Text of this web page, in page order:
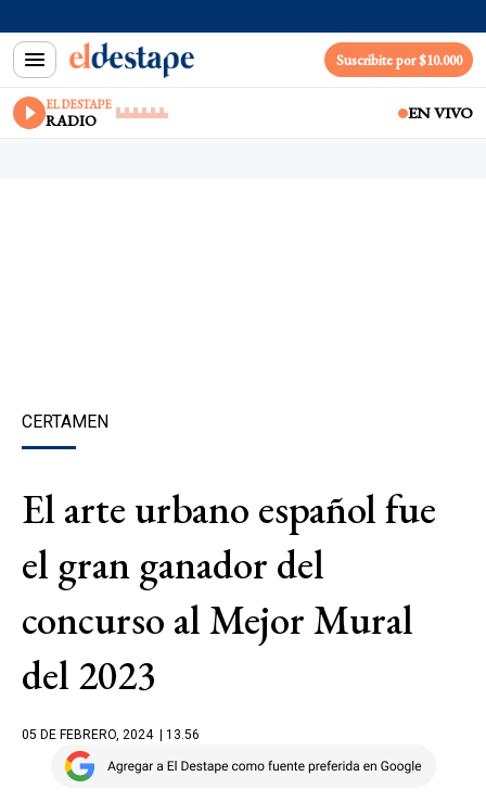
Suscribite por $10.000
EL DESTAPE
RADIO EN VIVO
CERTAMEN
El arte urbano español fue
el gran ganador del
concurso al Mejor Mural
del 2023
05 DE FEBRERO, 2024 | 13.56